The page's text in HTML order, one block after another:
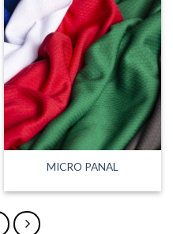
MICRO PANAL